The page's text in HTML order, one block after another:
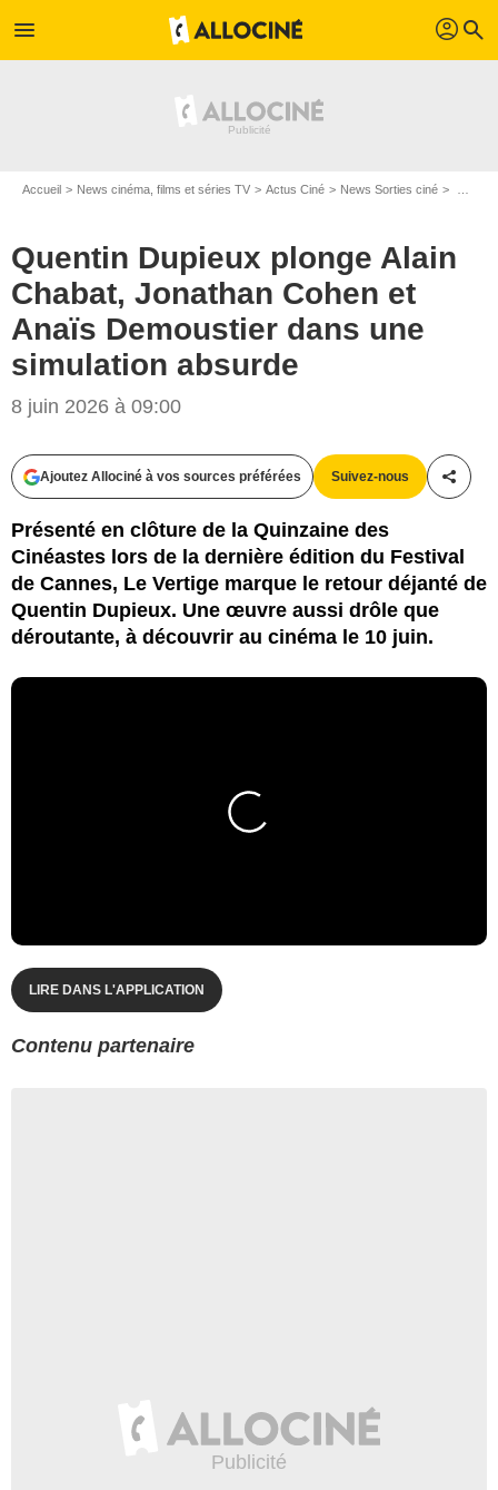
menu profil search
Accueil News cinéma, films et séries TV Actus Ciné News Sorties ciné
Quentin Dupieux plonge Alain
Chabat, Jonathan Cohen et
Anaïs Demoustier dans une
simulation absurde
8 juin 2026 à 09:00
Ajoutez Allociné à vos sources préférées Suivez-nous
Présenté en clôture de la Quinzaine des
Cinéastes lors de la dernière édition du Festival
de Cannes, Le Vertige marque le retour déjanté de
Quentin Dupieux. Une œuvre aussi drôle que
déroutante, à découvrir au cinéma le 10 juin.
LIRE DANS L'APPLICATION
Contenu partenaire